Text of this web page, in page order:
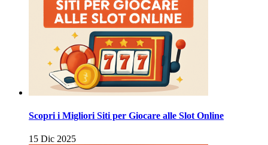
Scopri i Migliori Siti per Giocare alle Slot Online
15 Dic 2025